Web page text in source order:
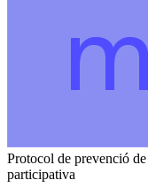
Protocol de prevenció
participativa